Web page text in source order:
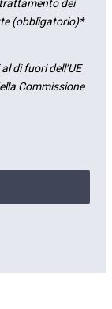
dei
(obbligatorio)*
di fuori dell’UE
Commissione